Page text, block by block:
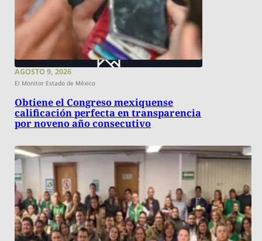
AGOSTO 9, 2026
El Monitor Estado de México
Obtiene el Congreso mexiquense
calificación perfecta en transparencia
por noveno año consecutivo